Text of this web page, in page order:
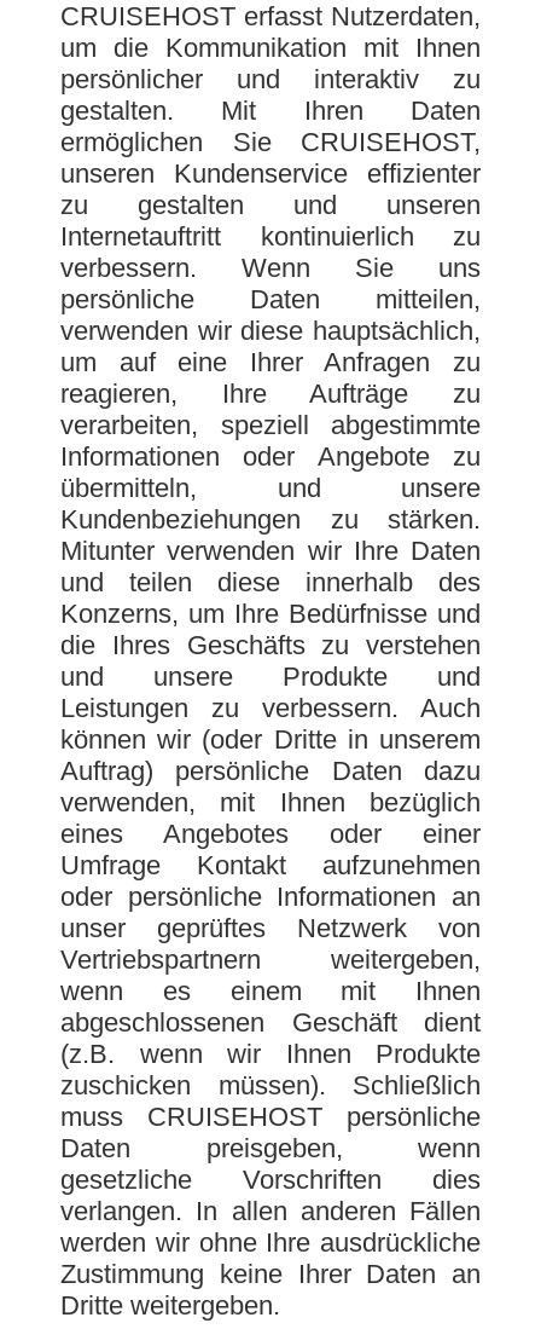
CRUISEHOST erfasst Nutzerdaten,
um die Kommunikation mit Ihnen
persönlicher und interaktiv zu
gestalten. Mit Ihren Daten
ermöglichen Sie CRUISEHOST,
unseren Kundenservice effizienter
zu gestalten und unseren
Internetauftritt kontinuierlich zu
verbessern. Wenn Sie uns
persönliche Daten mitteilen,
verwenden wir diese hauptsächlich,
um auf eine Ihrer Anfragen zu
reagieren, Ihre Aufträge zu
verarbeiten, speziell abgestimmte
Informationen oder Angebote zu
übermitteln, und unsere
Kundenbeziehungen zu stärken.
Mitunter verwenden wir Ihre Daten
und teilen diese innerhalb des
Konzerns, um Ihre Bedürfnisse und
die Ihres Geschäfts zu verstehen
und unsere Produkte und
Leistungen zu verbessern. Auch
können wir (oder Dritte in unserem
Auftrag) persönliche Daten dazu
verwenden, mit Ihnen bezüglich
eines Angebotes oder einer
Umfrage Kontakt aufzunehmen
oder persönliche Informationen an
unser geprüftes Netzwerk von
Vertriebspartnern weitergeben,
wenn es einem mit Ihnen
abgeschlossenen Geschäft dient
(z.B. wenn wir Ihnen Produkte
zuschicken müssen). Schließlich
muss CRUISEHOST persönliche
Daten preisgeben, wenn
gesetzliche Vorschriften dies
verlangen. In allen anderen Fällen
werden wir ohne Ihre ausdrückliche
Zustimmung keine Ihrer Daten an
Dritte weitergeben.